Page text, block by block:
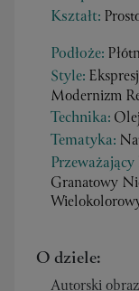
Kształt:
Podłoże:
Style:
Modernizm
Technika: Olej
Tematyka:
Granatowy
O dziele:
Autorski